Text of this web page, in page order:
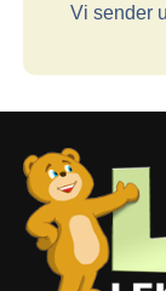
Vi sender